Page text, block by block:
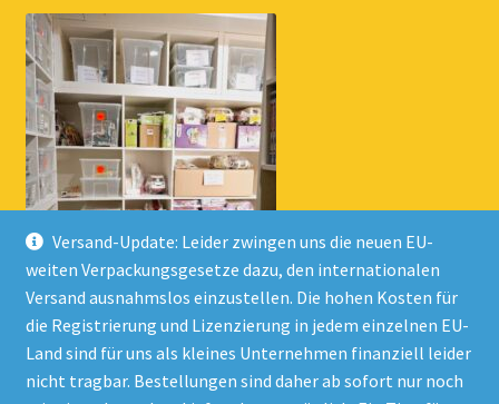
Versand-Update: Leider zwingen uns die neuen EU-
weiten Verpackungsgesetze dazu, den internationalen
Versand ausnahmslos einzustellen. Die hohen Kosten für
die Registrierung und Lizenzierung in jedem einzelnen EU-
Land sind für uns als kleines Unternehmen finanziell leider
nicht tragbar. Bestellungen sind daher ab sofort nur noch